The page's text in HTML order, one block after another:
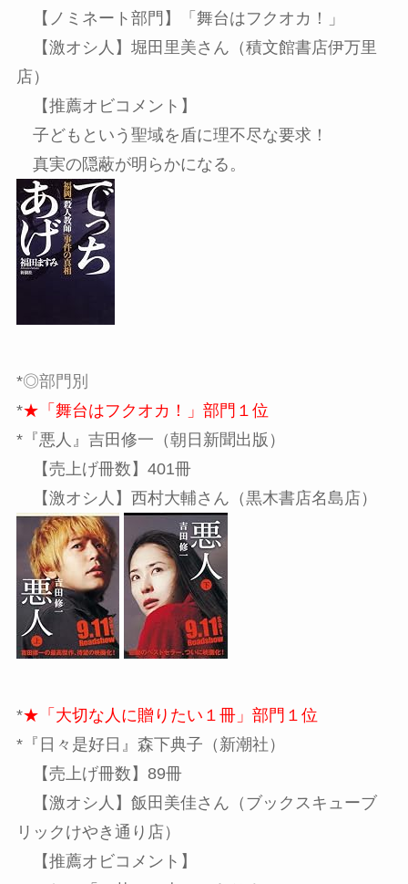
【ノミネート部門】「舞台はフクオカ！」
【激オシ人】堀田里美さん（積文館書店伊万里
店）
【推薦オビコメント】
子どもという聖域を盾に理不尽な要求！
真実の隠蔽が明らかになる。
*◎部門別
*★「舞台はフクオカ！」部門１位
*『悪人』吉田修一（朝日新聞出版）
【売上げ冊数】401冊
【激オシ人】西村大輔さん（黒木書店名島店）
*★「大切な人に贈りたい１冊」部門１位
*『日々是好日』森下典子（新潮社）
【売上げ冊数】89冊
【激オシ人】飯田美佳さん（ブックスキューブ
リックけやき通り店）
【推薦オビコメント】